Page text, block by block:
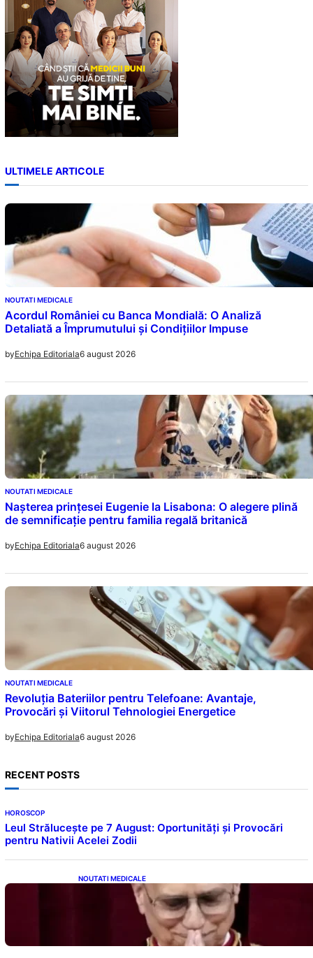
ULTIMELE ARTICOLE
NOUTATI MEDICALE
Acordul României cu Banca Mondială: O Analiză
Detaliată a Împrumutului și Condițiilor Impuse
byEchipa Editoriala6 august 2026
NOUTATI MEDICALE
Nașterea prințesei Eugenie la Lisabona: O alegere plină
de semnificație pentru familia regală britanică
byEchipa Editoriala6 august 2026
NOUTATI MEDICALE
Revoluția Bateriilor pentru Telefoane: Avantaje,
Provocări și Viitorul Tehnologiei Energetice
byEchipa Editoriala6 august 2026
RECENT POSTS
HOROSCOP
Leul Strălucește pe 7 August: Oportunități și Provocări
pentru Nativii Acelei Zodii
NOUTATI MEDICALE
Descoperiri Revoluționare: Originile Papei
Leon al XIV-lea și Legăturile Sale Cu Cuba